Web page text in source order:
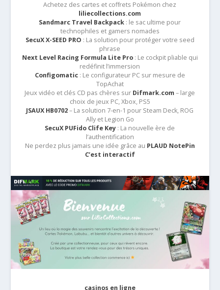
Achetez des cartes et coffrets Pokémon chez
liliecollections.com
Sandmarc Travel Backpack : le sac ultime pour
technophiles et gamers nomades
SecuX X-SEED PRO : La solution pour protéger votre seed
phrase
Next Level Racing Formula Lite Pro: Le cockpit pliable qui
redéfinit l’immersion
Configomatic: Le configurateur PC sur mesure de
TopAchat
Jeux vidéo et clés CD pas chères sur Difmark.com – large
choix de jeux PC, Xbox, PS5
JSAUX HB0702– La solution 7-en-1 pour Steam Deck, ROG
Ally et Legion Go
SecuX PUFido Clife Key : La nouvelle ère de
l’authentification
Ne perdez plus jamais une idée grâce au PLAUD NotePin
C’est interactif
casinos en ligne